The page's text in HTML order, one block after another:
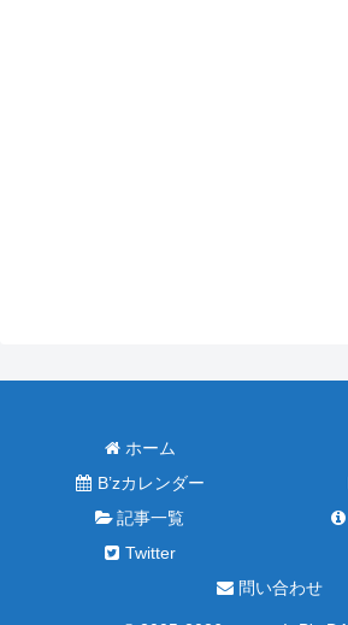
ホーム
B’zカレンダー
記事一覧
Twitter
問い合わせ